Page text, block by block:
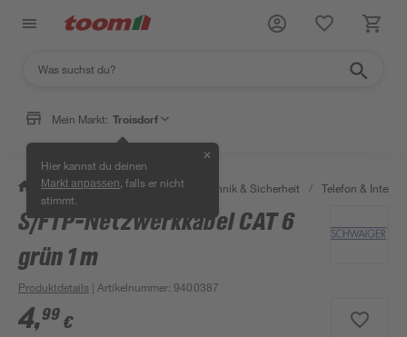
Mein Markt: Troisdorf
Hier kannst du deinen
Markt anpassen , falls er nicht
stimmt.
✕
/ Bauen & Renovieren / Haustechnik & Sicherheit / Telefon & Internet
S/FTP-Netzwerkkabel CAT 6
grün 1 m
Produktdetails | Artikelnummer:9400387
4,99 €